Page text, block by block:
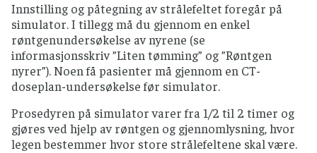
Innstilling og påtegning av strålefeltet foregår på
simulator. I tillegg må du gjennom en enkel
røntgenundersøkelse av nyrene (se
informasjonsskriv ”Liten tømming” og ”Røntgen
nyrer”). Noen få pasienter må gjennom en CT-
doseplan-undersøkelse før simulator.
Prosedyren på simulator varer fra 1/2 til 2 timer og
gjøres ved hjelp av røntgen og gjennomlysning, hvor
legen bestemmer hvor store strålefeltene skal være.